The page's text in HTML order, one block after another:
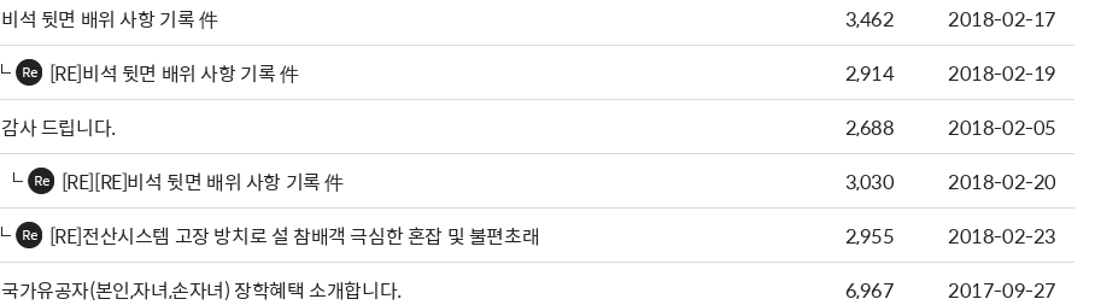
비석 뒷면 배위 사항 기록 件 3,462
2018-02-17
[RE]비석 뒷면 배위 사항 기록 件 2,914
2018-02-19
감사 드립니다. 2,688
2018-02-05
[RE][RE]비석 뒷면 배위 사항 기록 件 3,030
2018-02-20
[RE]전산시스템 고장 방치로 설 참배객 극심한 혼잡 및 불편초래 2,955
2018-02-23
국가유공자(본인,자녀,손자녀) 장학혜택 소개합니다. 6,967
2017-09-27